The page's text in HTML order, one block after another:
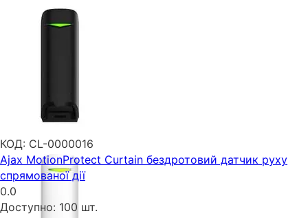
КОД: CL-0000016
Ajax MotionProtect Curtain бездротовий датчик руху
спрямованої дії
0.0
Доступно: 100 шт.